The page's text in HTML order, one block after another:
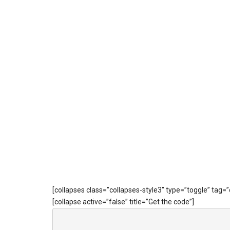
[collapses class=”collapses-style3″ type=”toggle”
[collapse active=”false” title=”Get the code”]